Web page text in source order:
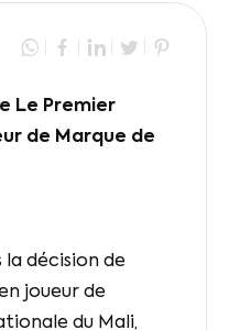
Le Premier
de Marque de
la décision de
joueur de
du Mali,